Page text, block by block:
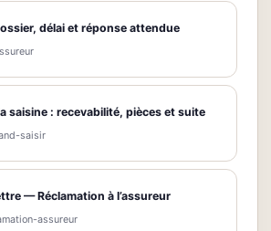
délai et réponse attendue
saisine : recevabilité, pièces et suite
saisir
— Réclamation à l’assureur
assureur